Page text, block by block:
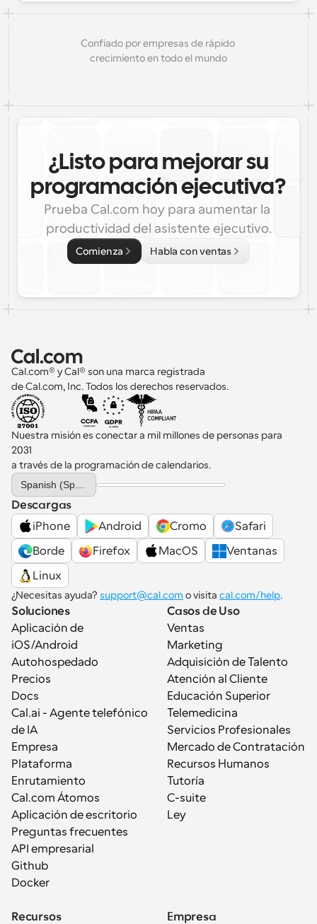
Confiado por empresas de rápido
crecimiento en todo el mundo
¿Listo para mejorar su
programación ejecutiva?
Prueba Cal.com hoy para aumentar la
productividad del asistente ejecutivo.
Comienza Habla con ventas
Cal.com® y Cal® son una marca registrada
de Cal.com, Inc. Todos los derechos reservados.
Nuestra misión es conectar a mil millones de personas para
2031
a través de la programación de calendarios.
Select Language
Descargas
iPhone
Android Cromo
Safari
Borde
Firefox MacOS
Ventanas
Linux
¿Necesitas ayuda? support@cal.com o visita cal.com/help.
Soluciones
Aplicación de
iOS/Android
Autohospedado
Precios
Docs
Cal.ai - Agente telefónico
de IA
Empresa
Plataforma
Enrutamiento
Cal.com Átomos
Aplicación de escritorio
Preguntas frecuentes
API empresarial
Github
Docker
Casos de Uso
Ventas
Marketing
Adquisición de Talento
Atención al Cliente
Educación Superior
Telemedicina
Servicios Profesionales
Mercado de Contratación
Recursos Humanos
Tutoría
C-suite
Ley
Recursos Empresa